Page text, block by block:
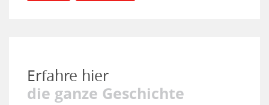
Erfahre hier
die ganze Geschichte